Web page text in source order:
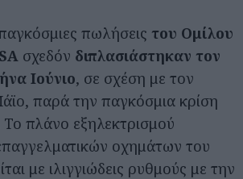
πωλήσεις του Ομίλου
σχεδόν διπλασιάστηκαν τον
Ιούνιο, σε σχέση με τον
παρά την παγκόσμια κρίση
πλάνο εξηλεκτρισμού
οχημάτων του
με ιλιγγιώδεις ρυθμούς με την